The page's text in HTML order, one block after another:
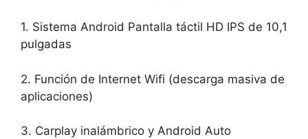
1. Sistema Android Pantalla táctil HD IPS de 10,1
pulgadas
2. Función de Internet Wifi (descarga masiva de
aplicaciones)
3. Carplay inalámbrico y Android Auto